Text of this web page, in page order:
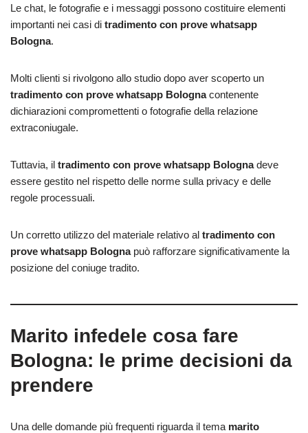
Le chat, le fotografie e i messaggi possono costituire elementi
importanti nei casi di tradimento con prove whatsapp
Bologna.
Molti clienti si rivolgono allo studio dopo aver scoperto un
tradimento con prove whatsapp Bolognacontenente
dichiarazioni compromettenti o fotografie della relazione
extraconiugale.
Tuttavia, il tradimento con prove whatsapp Bolognadeve
essere gestito nel rispetto delle norme sulla privacy e delle
regole processuali.
Un corretto utilizzo del materiale relativo al tradimento con
prove whatsapp Bolognapuò rafforzare significativamente la
posizione del coniuge tradito.
Marito infedele cosa fare
Bologna: le prime decisioni da
prendere
Una delle domande più frequenti riguarda il tema marito